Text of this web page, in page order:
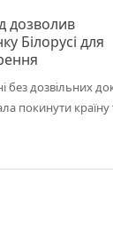
дозволив
Білорусі для
без дозвільних
покинути